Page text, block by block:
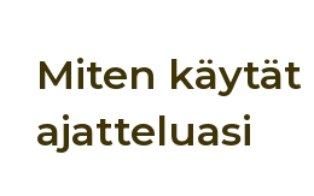
Miten käytät
ajatteluasi